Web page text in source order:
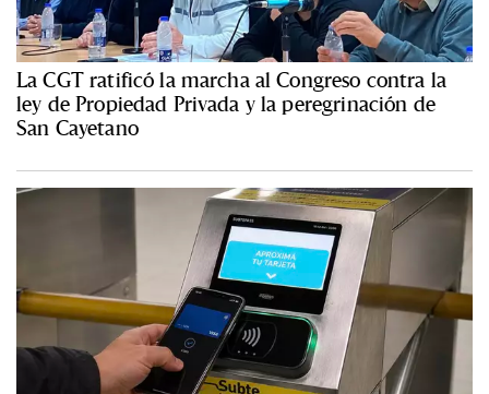
La CGT ratificó la marcha al Congreso contra la
ley de Propiedad Privada y la peregrinación de
San Cayetano